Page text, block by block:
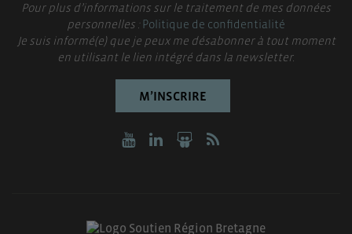
Pour plus d’informations sur le traitement de mes données
personnelles :Politique de confidentialité
Je suis informé(e) que je peux me désabonner à tout moment
en utilisant le lien intégré dans la newsletter.
M’INSCRIRE